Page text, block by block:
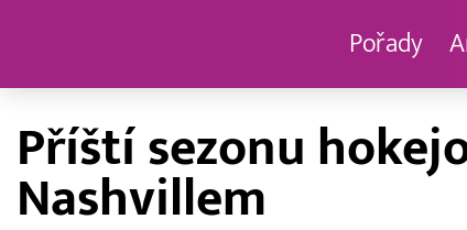
Pořady
Příští sezonu
Nashvillem